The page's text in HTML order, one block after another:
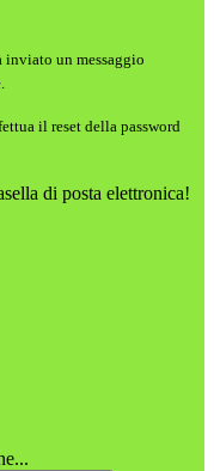
inviato un messaggio
il reset della password
di posta elettronica!